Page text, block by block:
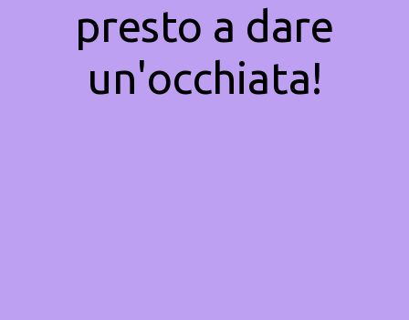
presto a dare
un'occhiata!